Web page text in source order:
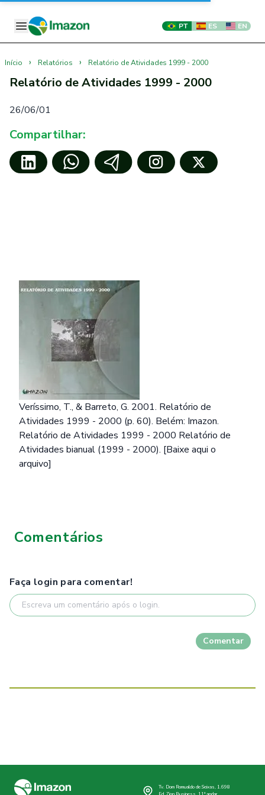
PT ES EN
Início › Relatórios › Relatório de Atividades 1999 - 2000
Relatório de Atividades 1999 - 2000
26/06/01
Compartilhar:
Veríssimo, T., & Barreto, G. 2001. Relatório de
Atividades 1999 - 2000 (p. 60). Belém: Imazon.
Relatório de Atividades 1999 - 2000 Relatório de
Atividades bianual (1999 - 2000). [Baixe aqui o
arquivo]
Comentários
Faça login para comentar!
Comentar
Tv. Dom Romualdo de Seixas, 1.698
Ed. Zion Business, 11º andar